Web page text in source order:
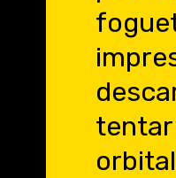
tentar